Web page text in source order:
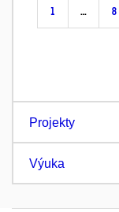
1 … 8
Projekty
Výuka